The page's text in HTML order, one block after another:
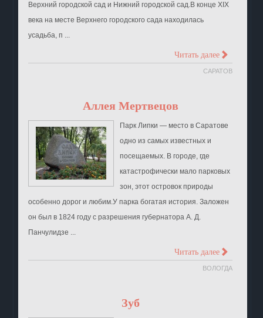
Верхний городской сад и Нижний городской сад.В конце XIX
века на месте Верхнего городского сада находилась
усадьба, п ...
Читать далее >
САРАТОВ
Аллея Мертвецов
Парк Липки — место в Саратове
одно из самых известных и
посещаемых. В городе, где
катастрофически мало парковых
зон, этот островок природы
особенно дорог и любим.У парка богатая история. Заложен
он был в 1824 году с разрешения губернатора А. Д.
Панчулидзе ...
Читать далее >
ВОЛОГДА
Зуб